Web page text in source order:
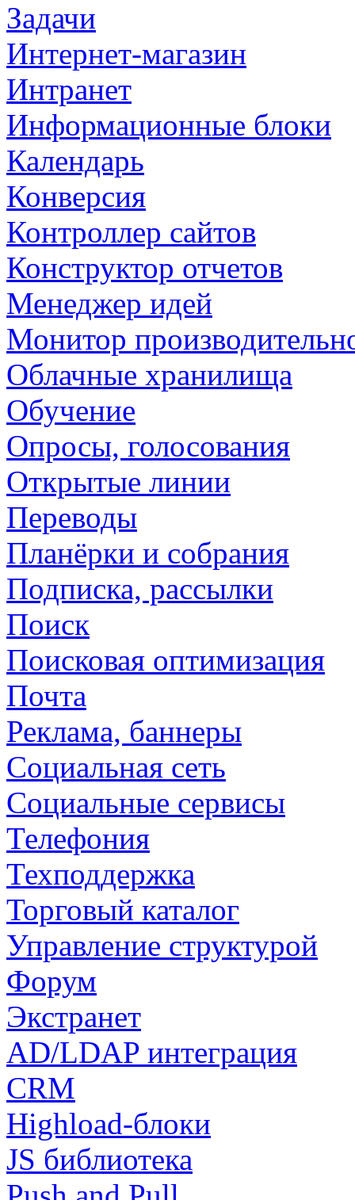
Задачи
Интернет-магазин
Интранет
Информационные блоки
Календарь
Конверсия
Контроллер сайтов
Конструктор отчетов
Менеджер идей
Монитор
Облачные хранилища
Обучение
Опросы, голосования
Открытые линии
Переводы
Планёрки и собрания
Подписка, рассылки
Поиск
Поисковая оптимизация
Почта
Реклама, баннеры
Социальная сеть
Социальные сервисы
Телефония
Техподдержка
Торговый каталог
Управление структурой
Форум
Экстранет
AD/LDAP интеграция
CRM
Highload-блоки
JS библиотека